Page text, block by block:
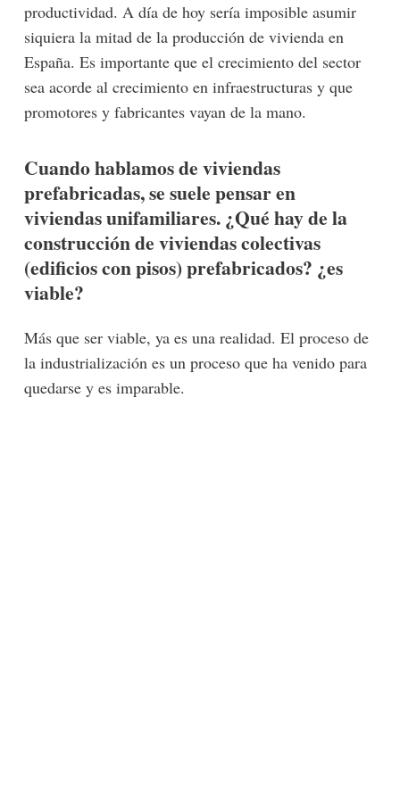
productividad. A día de hoy sería imposible asumir
siquiera la mitad de la producción de vivienda en
España. Es importante que el crecimiento del sector
sea acorde al crecimiento en infraestructuras y que
promotores y fabricantes vayan de la mano.
Cuando hablamos de viviendas
prefabricadas, se suele pensar en
viviendas unifamiliares. ¿Qué hay de la
construcción de viviendas colectivas
(edificios con pisos) prefabricados? ¿es
viable?
Más que ser viable, ya es una realidad. El proceso de
la industrialización es un proceso que ha venido para
quedarse y es imparable.